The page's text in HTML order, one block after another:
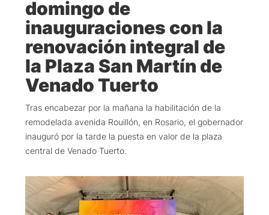
domingo de
inauguraciones con la
renovación integral de
la Plaza San Martín de
Venado Tuerto
Tras encabezar por la mañana la habilitación de la
remodelada avenida Rouillón, en Rosario, el gobernador
inauguró por la tarde la puesta en valor de la plaza
central de Venado Tuerto.